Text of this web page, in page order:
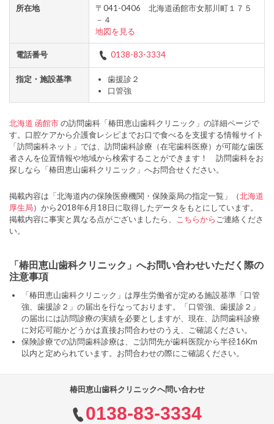
所在地
〒041-0406 北海道函館市女那川町１７５
－４
地図を見る
電話番号 0138-83-3334
指定・施設基準
歯援診２
口管強
北海道 函館市の訪問歯科「椿田恵山歯科クリニック」の詳細ページで
す。口腔ケアから介護食レシピまでお口で食べるを支援する情報サイト
「訪問歯科ネット」では、訪問歯科診療（在宅歯科医療）が可能な歯医
者さんを位置情報や地域から検索することができます！ 訪問歯科をお
探しなら「椿田恵山歯科クリニック」へお問合せください。
掲載内容は「北海道内の保険医療機関・保険薬局の指定一覧」（北海道
厚生局）から2018年6月18日に取得したデータをもとにしています。
掲載内容に事実と異なる点がございましたら、
こちらから ご連絡くださ
い。
「椿田恵山歯科クリニック」へお問い合わせいただく際の
注意事項
「椿田恵山歯科クリニック」は厚生労働省が定める施設基準「口管
強、歯援診２」の届出を行なっております。「口管強、歯援診２」
の届出には訪問診療の実績を必要としますが、現在、訪問歯科診療
に対応可能かどうかは直接お問合わせのうえ、ご確認ください。
保険診療での訪問歯科診療は、ご訪問先が歯科医院から半径16Km
以内と定められています。お問合わせの際にご確認ください。
椿田恵山歯科クリニックへ問い合わせ
0138-83-3334